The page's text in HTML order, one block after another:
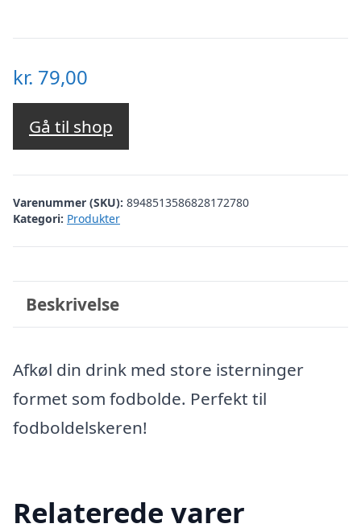
kr. 79,00
Gå til shop
Varenummer (SKU): 8948513586828172780
Kategori: Produkter
Beskrivelse
Afkøl din drink med store isterninger
formet som fodbolde. Perfekt til
fodboldelskeren!
Relaterede varer